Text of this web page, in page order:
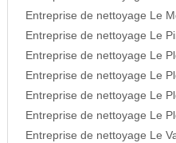
Entreprise de nettoyage Le
Entreprise de nettoyage Le
Entreprise de nettoyage Le
Entreprise de nettoyage Le
Entreprise de nettoyage Le
Entreprise de nettoyage Le
Entreprise de nettoyage Le